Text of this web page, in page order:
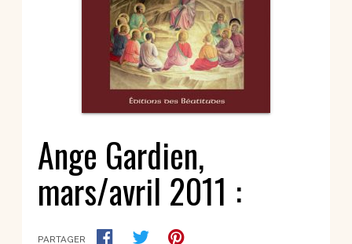
Ange Gardien,
mars/avril 2011 :
PARTAGER